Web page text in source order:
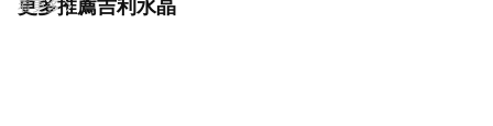
更多推薦吉利水晶
看更多